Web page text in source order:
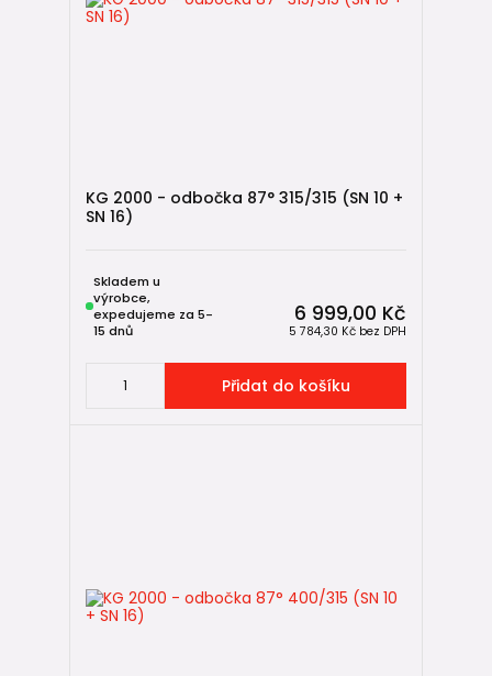
KG 2000 - odbočka 87° 315/315 (SN 10 +
SN 16)
6 999,00 Kč
5 784,30 Kč bez DPH
Skladem u
výrobce,
expedujeme za 5-
15 dnů
Přidat do košíku